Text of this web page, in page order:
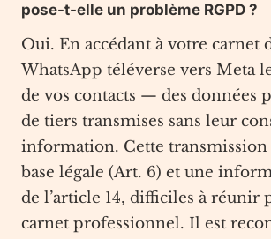
pose-t-elle un problème RGPD ?
Oui. En accédant à votre carnet
WhatsApp téléverse vers Meta
de vos contacts — des données
de tiers transmises sans leur
information. Cette transmission
base légale (Art. 6) et une
de l’article 14, difficiles à réunir
carnet professionnel. Il est